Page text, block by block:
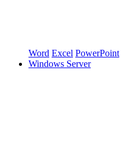
Word Excel PowerPoint
Windows Server